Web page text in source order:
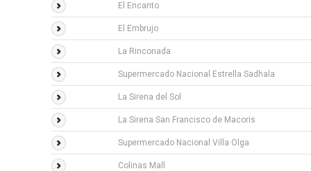
El Encanto
El Embrujo
La Rinconada
Supermercado Nacional Estrella Sadhala
La Sirena del Sol
La Sirena San Francisco de Macoris
Supermercado Nacional Villa Olga
Colinas Mall